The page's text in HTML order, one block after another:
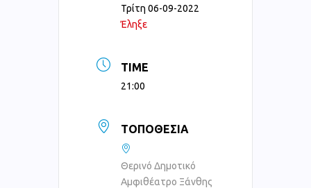
Τρίτη 06-09-2022
Έληξε
TIME
21:00
ΤΟΠΟΘΕΣΊΑ
Θερινό Δημοτικό
Αμφιθέατρο Ξάνθης